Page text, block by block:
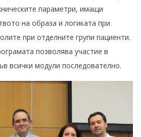
параметри, имащи
на образа и логиката при
при отделните групи пациенти.
позволява участие в
всички модули последователно.